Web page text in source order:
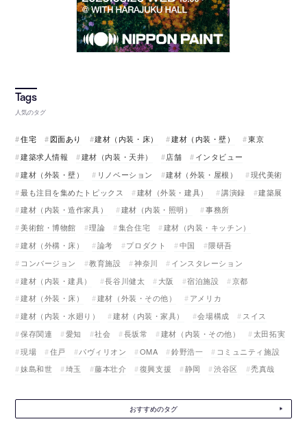
人気のタグ
住宅 図面あり 建材（内装・床） 建材（内装・壁）
東京
建築求人情報
建材（内装・天井） 店舗
インタビュー
建材（外装・壁）
リノベーション 建材（外装・屋根）
現代美術
最も注目を集めたトピックス
建材（外装・建具） 講演録
建築展
建材（内装・造作家具）
建材（内装・照明）
事務所
美術館・博物館
理論 集合住宅
建材（内装・キッチン）
建材（外構・床）
論考 プロダクト 中国
隈研吾
コンバージョン
教育施設 神奈川
インスタレーション
建材（内装・建具）
長谷川健太 大阪 宿泊施設
京都
建材（外装・床）
建材（外装・その他）
アメリカ
建材（内装・水廻り）
建材（内装・家具） 会場構成
スイス
保存関連
愛知 社会 長坂常 建材（内装・その他）
太田拓実
現場
住戸 パヴィリオン OMA 鈴野浩一
コミュニティ施設
妹島和世
埼玉 藤本壮介 復興支援 静岡 渋谷区 禿真哉
おすすめのタグ